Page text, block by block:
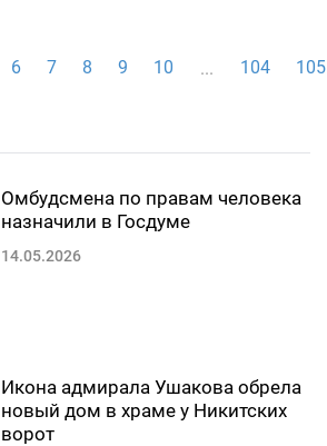
6 7 8 9 10 ... 104 105
Омбудсмена по правам человека
назначили в Госдуме
14.05.2026
Икона адмирала Ушакова обрела
новый дом в храме у Никитских
ворот